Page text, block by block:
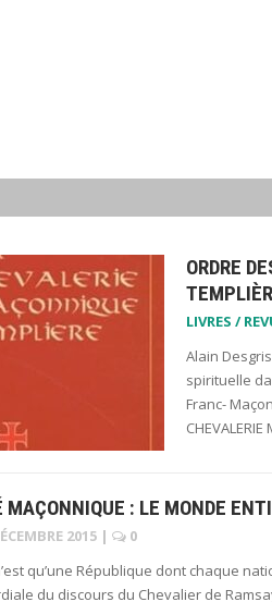
ORDRE
LIVRES /
Alain
spirituelle
Franc-
MAÇONNIQUE : LE MONDE
2015 |
0
qu’une République dont chaque
du discours du Chevalier de